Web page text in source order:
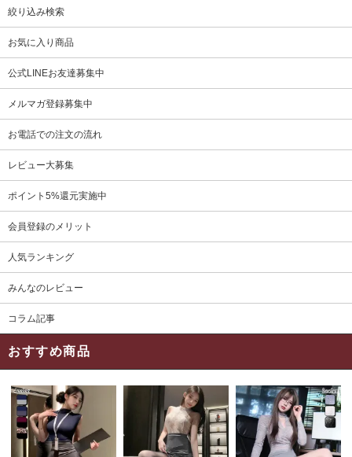
絞り込み検索
お気に入り商品
公式LINEお友達募集中
メルマガ登録募集中
お電話での注文の流れ
レビュー大募集
ポイント5%還元実施中
会員登録のメリット
人気ランキング
みんなのレビュー
コラム記事
おすすめ商品